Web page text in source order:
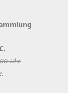
Uhr